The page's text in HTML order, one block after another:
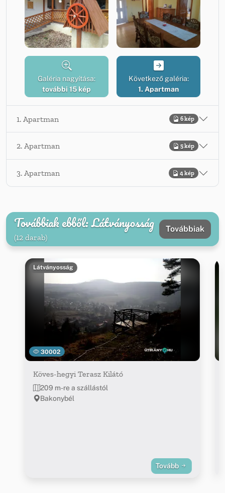
Galéria nagyítása:
további 15 kép
Következő galéria:
1. Apartman
1. Apartman 6 kép
2. Apartman 5 kép
3. Apartman 4 kép
Továbbiak ebből: Látványosság
(12 darab)
Továbbiak
30002
Látványosság
Köves-hegyi Terasz Kilátó
209 m-re a szállástól
Bakonybél
Tovább